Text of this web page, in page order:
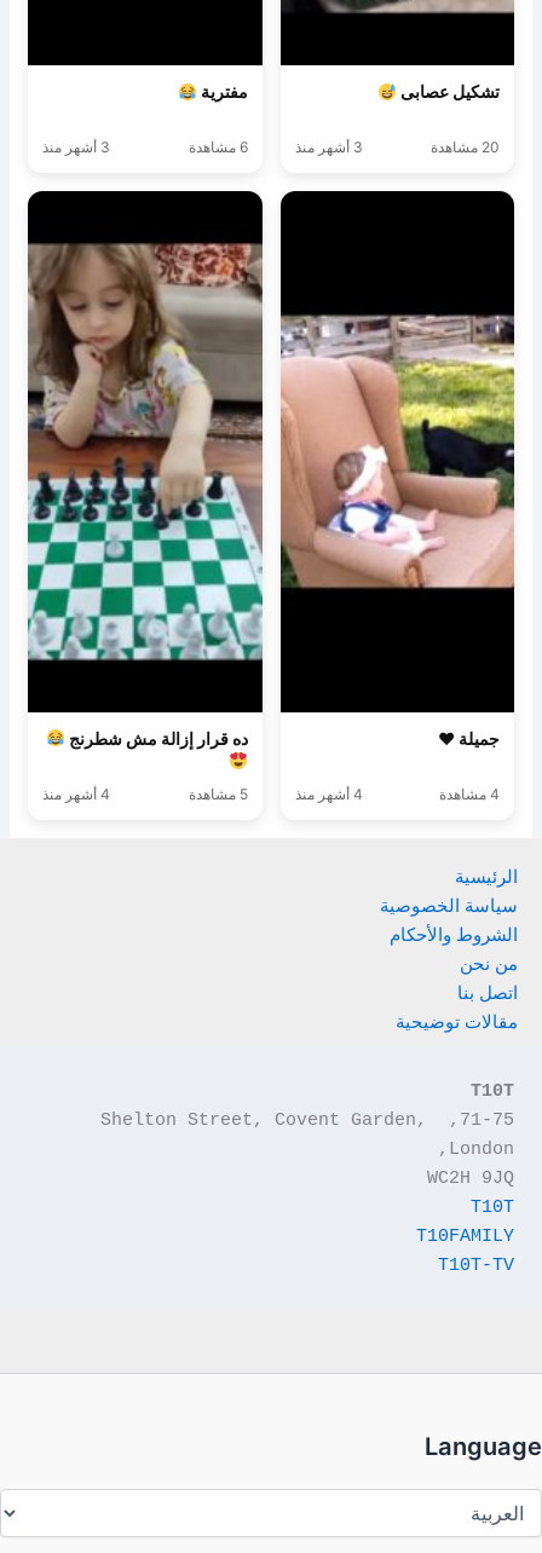
تشكيل عصابى
20 مشاهدة 3 أشهر منذ
مفترية
6 مشاهدة 3 أشهر منذ
جميلة ♥️
4 مشاهدة 4 أشهر منذ
ده قرار إزالة مش شطرنج
5 مشاهدة 4 أشهر منذ
الرئيسية
سياسة الخصوصية
الشروط والأحكام
من نحن
اتصل بنا
مقالات توضيحية
T10T
71-75, Shelton Street, Covent Garden,
London,
WC2H 9JQ
T10T
T10FAMILY
T10T-TV
Language